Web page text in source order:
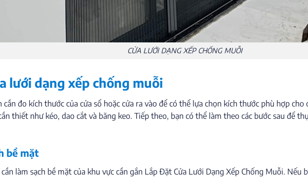
CỬA LƯỚI DẠNG XẾP CHỐNG MUỖI
lưới dạng xếp chống muỗi
đo kích thước của cửa sổ hoặc cửa ra vào để có thể lựa chọn kích thước phù hợp cho
thiết như kéo, dao cắt và băng keo. Tiếp theo, bạn có thể làm theo các bước sau để
bề mặt
làm sạch bề mặt của khu vực cần gắn Lắp Đặt Cửa Lưới Dạng Xếp Chống Muỗi. Nếu